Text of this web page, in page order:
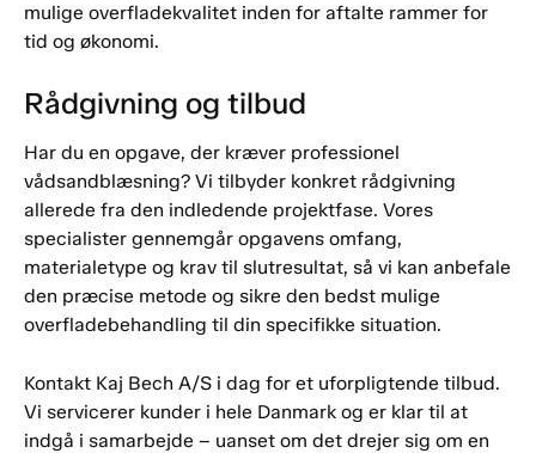
mulige overfladekvalitet inden for aftalte rammer for
tid og økonomi.
Rådgivning og tilbud
Har du en opgave, der kræver professionel
vådsandblæsning? Vi tilbyder konkret rådgivning
allerede fra den indledende projektfase. Vores
specialister gennemgår opgavens omfang,
materialetype og krav til slutresultat, så vi kan anbefale
den præcise metode og sikre den bedst mulige
overfladebehandling til din specifikke situation.
Kontakt Kaj Bech A/S i dag for et uforpligtende tilbud.
Vi servicerer kunder i hele Danmark og er klar til at
indgå i samarbejde – uanset om det drejer sig om en